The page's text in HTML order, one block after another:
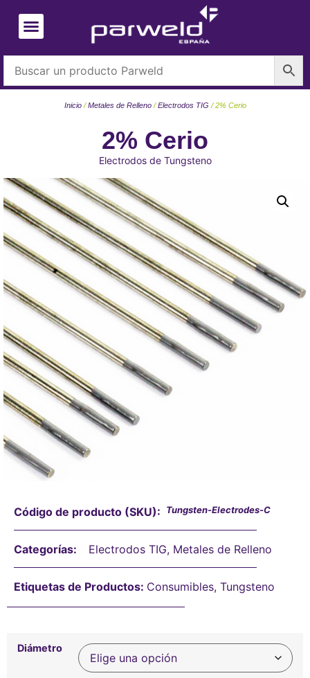
2% Cerio
Electrodos de Tungsteno
Inicio/Metales de Relleno/Electrodos TIG / 2% Cerio
Código de producto (SKU): Tungsten-Electrodes-C
Categorías: Electrodos TIG, Metales de Relleno
Etiquetas de Productos: Consumibles, Tungsteno
Diámetro